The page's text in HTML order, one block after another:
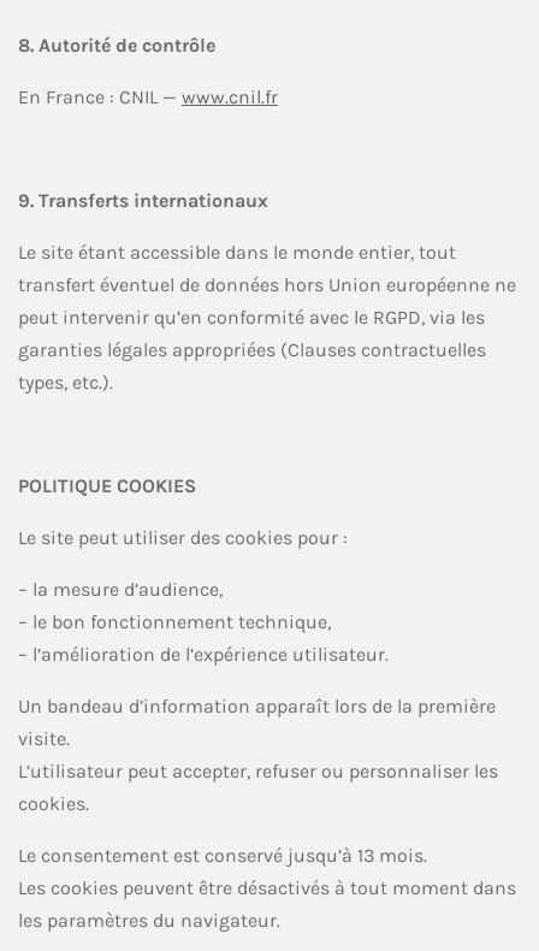
8. Autorité de contrôle
En France : CNIL — www.cnil.fr
9. Transferts internationaux
Le site étant accessible dans le monde entier, tout
transfert éventuel de données hors Union européenne ne
peut intervenir qu’en conformité avec le RGPD, via les
garanties légales appropriées (Clauses contractuelles
types, etc.).
POLITIQUE COOKIES
Le site peut utiliser des cookies pour :
– la mesure d’audience,
– le bon fonctionnement technique,
– l’amélioration de l’expérience utilisateur.
Un bandeau d’information apparaît lors de la première
visite.
L’utilisateur peut accepter, refuser ou personnaliser les
cookies.
Le consentement est conservé jusqu’à 13 mois.
Les cookies peuvent être désactivés à tout moment dans
les paramètres du navigateur.